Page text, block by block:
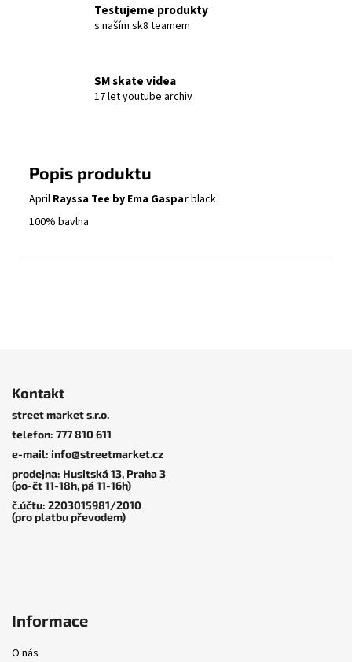
Testujeme produkty
s naším sk8 teamem
SM skate videa
17 let youtube archiv
Popis produktu
April Rayssa Tee by Ema Gasparblack
100% bavlna
Kontakt
street market s.r.o.
telefon: 777 810 611
e-mail: info@streetmarket.cz
prodejna: Husitská 13, Praha 3
(po-čt 11-18h, pá 11-16h)
č.účtu: 2203015981/2010
(pro platbu převodem)
Informace
O nás